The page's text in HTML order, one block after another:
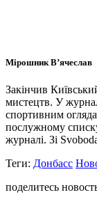
Мірошник В’ячеслав
Закінчив
мистецтв. У
спортивним
послужному
журналі. Зі
Теги: Донбасс
поделитесь